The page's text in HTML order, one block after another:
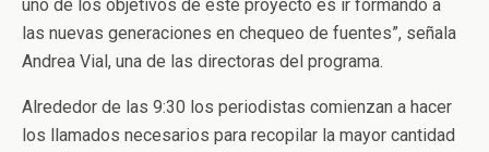
uno de los objetivos de este proyecto es ir formando a
las nuevas generaciones en chequeo de fuentes”, señala
Andrea Vial, una de las directoras del programa.
Alrededor de las 9:30 los periodistas comienzan a hacer
los llamados necesarios para recopilar la mayor cantidad